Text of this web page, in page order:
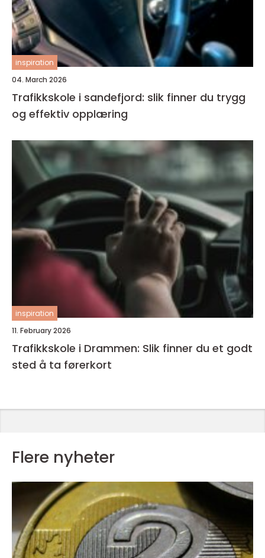
inspiration
04. March 2026
Trafikkskole i sandefjord: slik finner du trygg
og effektiv opplæring
inspiration
11. February 2026
Trafikkskole i Drammen: Slik finner du et godt
sted å ta førerkort
Flere nyheter